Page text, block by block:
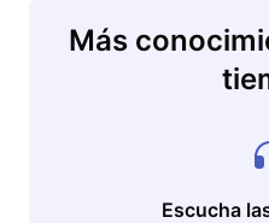
Más
Escucha